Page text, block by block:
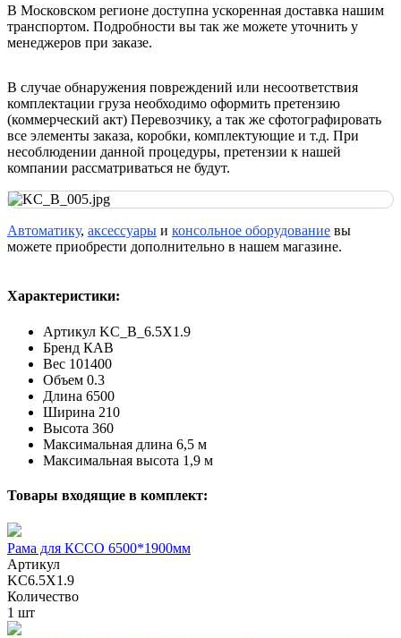
В Московском регионе доступна ускоренная доставка нашим
транспортом. Подробности вы так же можете уточнить у
менеджеров при заказе.
В случае обнаружения повреждений или несоответствия
комплектации груза необходимо оформить претензию
(коммерческий акт) Перевозчику, а так же сфотографировать
все элементы заказа, коробки, комплектующие и т.д. При
несоблюдении данной процедуры, претензии к нашей
компании рассматриваться не будут.
Автоматику, аксессуары и консольное оборудование вы
можете приобрести дополнительно в нашем магазине.
Характеристики:
Артикул KC_B_6.5X1.9
Бренд КАВ
Вес 101400
Объем 0.3
Длина 6500
Ширина 210
Высота 360
Максимальная длина 6,5 м
Максимальная высота 1,9 м
Товары входящие в комплект:
Рама для КССО 6500*1900мм
Артикул
KC6.5X1.9
Количество
1 шт